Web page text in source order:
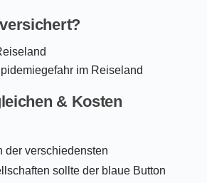
im Reiseland
& Kosten
der verschiedensten
sollte der blaue Button